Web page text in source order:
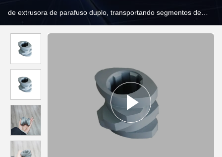
de extrusora de parafuso duplo, transportando segmentos de
38CrMoAl